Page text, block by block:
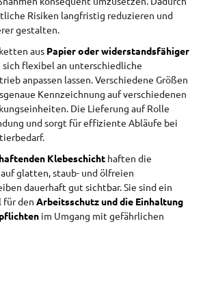
Risiken langfristig reduzieren und
gestalten.
aus Papier oder widerstandsfähiger
sich flexibel an unterschiedliche
anpassen lassen. Verschiedene Größen
Kennzeichnung auf verschiedenen
Die Lieferung auf Rolle
und sorgt für effiziente Abläufe bei
Klebeschicht haften die
glatten, staub- und ölfreien
dauerhaft gut sichtbar. Sie sind ein
den Arbeitsschutz und die Einhaltung
im Umgang mit gefährlichen